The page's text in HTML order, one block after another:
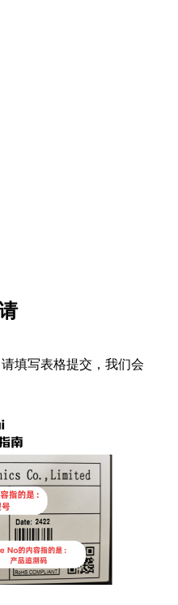
填写表格提交，我们会